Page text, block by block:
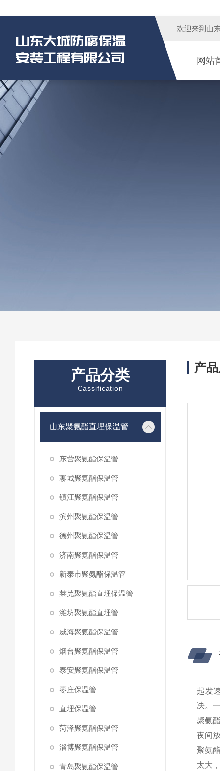
欢迎来到 山
网站
产品分类
Cassification
山东聚氨酯直埋保温管
东营聚氨酯保温管
聊城聚氨酯保温管
镇江聚氨酯保温管
滨州聚氨酯保温管
德州聚氨酯保温管
济南聚氨酯保温管
新泰市聚氨酯保温管
莱芜聚氨酯直埋保温管
潍坊聚氨酯直埋管
威海聚氨酯保温管
烟台聚氨酯保温管
泰安聚氨酯保温管
枣庄保温管
直埋保温管
菏泽聚氨酯保温管
淄博聚氨酯保温管
青岛聚氨酯保温管
产
起发
决。
聚氨
夜间
聚氨
太大